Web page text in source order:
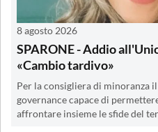
8 agosto 2026
SPARONE - Addio
«Cambio tardivo»
Per la consigliera di minoranza
governance capace di
affrontare insieme le sfide del